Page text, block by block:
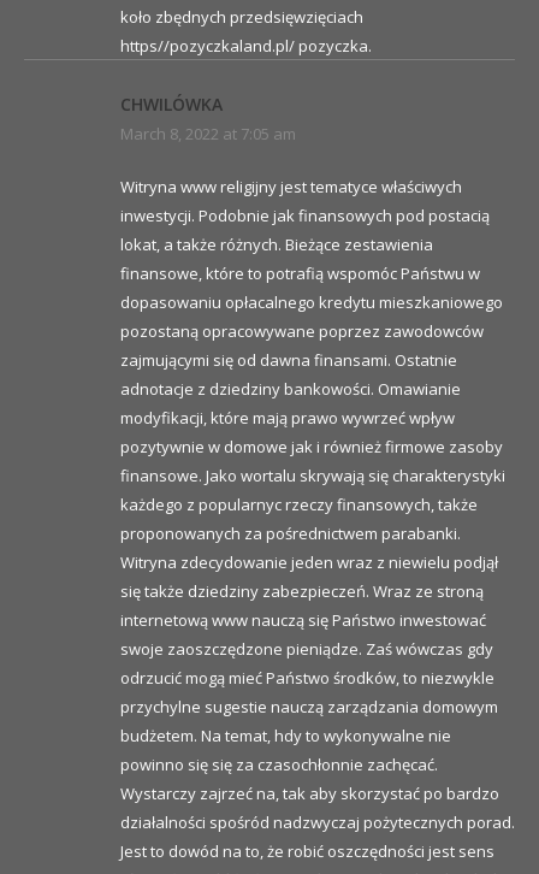
koło zbędnych przedsięwzięciach
https//pozyczkaland.pl/ pozyczka.
CHWILÓWKA
March 8, 2022 at 7:05 am
Witryna www religijny jest tematyce właściwych
inwestycji. Podobnie jak finansowych pod postacią
lokat, a także różnych. Bieżące zestawienia
finansowe, które to potrafią wspomóc Państwu w
dopasowaniu opłacalnego kredytu mieszkaniowego
pozostaną opracowywane poprzez zawodowców
zajmującymi się od dawna finansami. Ostatnie
adnotacje z dziedziny bankowości. Omawianie
modyfikacji, które mają prawo wywrzeć wpływ
pozytywnie w domowe jak i również firmowe zasoby
finansowe. Jako wortalu skrywają się charakterystyki
każdego z popularnyc rzeczy finansowych, także
proponowanych za pośrednictwem parabanki.
Witryna zdecydowanie jeden wraz z niewielu podjął
się także dziedziny zabezpieczeń. Wraz ze stroną
internetową www nauczą się Państwo inwestować
swoje zaoszczędzone pieniądze. Zaś wówczas gdy
odrzucić mogą mieć Państwo środków, to niezwykle
przychylne sugestie nauczą zarządzania domowym
budżetem. Na temat, hdy to wykonywalne nie
powinno się się za czasochłonnie zachęcać.
Wystarczy zajrzeć na, tak aby skorzystać po bardzo
działalności spośród nadzwyczaj pożytecznych porad.
Jest to dowód na to, że robić oszczędności jest sens